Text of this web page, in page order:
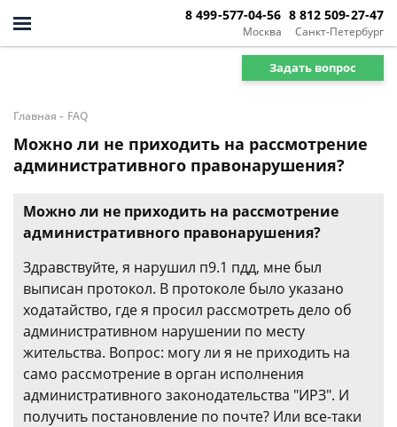
Москва
8 499-577-04-56
Санкт-Петербург
8 812 509-27-47
Задать вопрос
Главная - FAQ
Можно ли не приходить на рассмотрение
административного правонарушения?
Можно ли не приходить на рассмотрение
административного правонарушения?
Здравствуйте, я нарушил п9.1 пдд, мне был
выписан протокол. В протоколе было указано
ходатайство, где я просил рассмотреть дело об
административном нарушении по месту
жительства. Вопрос: могу ли я не приходить на
само рассмотрение в орган исполнения
административного законодательства "ИРЗ". И
получить постановление по почте? Или все-таки